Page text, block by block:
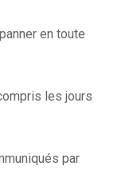
en toute
les jours
par